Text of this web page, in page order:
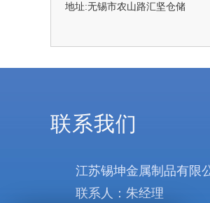
地址:无锡市农山路汇坚仓储
联系我们
江苏锡坤金属制品有限
联系人：朱经理